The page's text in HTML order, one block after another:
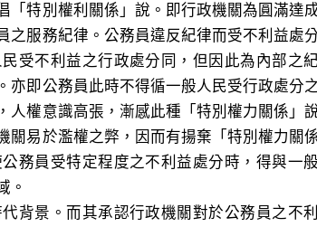
「特別權利關係」說。即行政機關為圓滿達
服務紀律。公務員違反紀律而受不利益處分
受不利益之行政處分同，但因此為內部之
亦即公務員此時不得循一般人民受行政處分
人權意識高張，漸感此種「特別權力關係」
關易於濫權之弊，因而有揚棄「特別權力關
務員受特定程度之不利益處分時，得與一
。
背景。而其承認行政機關對於公務員之不